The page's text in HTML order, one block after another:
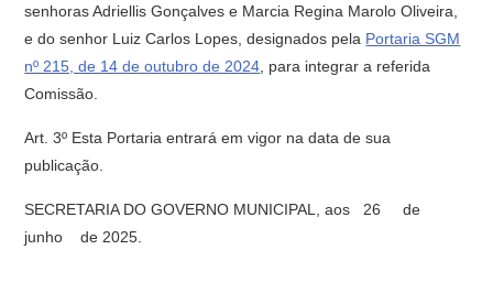
senhoras Adriellis Gonçalves e Marcia Regina Marolo Oliveira,
e do senhor Luiz Carlos Lopes, designados pela Portaria SGM
nº 215, de 14 de outubro de 2024 , para integrar a referida
Comissão.
Art. 3º Esta Portaria entrará em vigor na data de sua
publicação.
SECRETARIA DO GOVERNO MUNICIPAL, aos 26 de
junho de 2025.